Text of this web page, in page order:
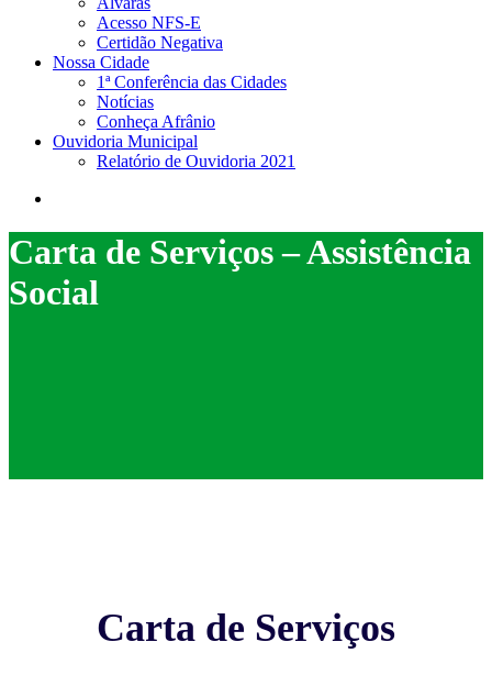
Acesso NFS-E
Certidão Negativa
Nossa Cidade
1ª Conferência das Cidades
Notícias
Conheça Afrânio
Ouvidoria Municipal
Relatório de Ouvidoria 2021
Carta de Serviços – Assistência
Social
Carta de Serviços